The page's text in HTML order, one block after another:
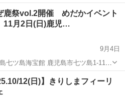
詳細はこちら みんなで楽
友達と、ぜひ遊びにいらし...
駅 地域/お祭り チャリティ
鹿祭vol.2開催 めだかイベント
月2日(日)鹿児…
9月4日
ツ島海宝館 鹿児島市七ツ島1-110
します。様々な品種、新しい表現
の祭典です。めだかのプロ達が作...
地域/お祭り めだか
12(日)】きりしまフィーリ